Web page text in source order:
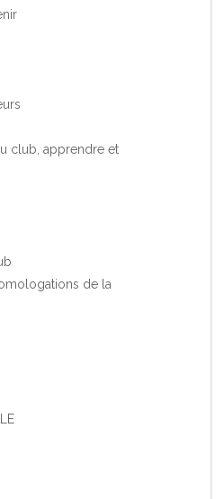
club, apprendre et
de la